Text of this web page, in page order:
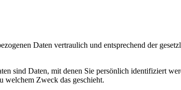
Daten vertraulich und entsprechend der
sind Daten, mit denen Sie persönlich identifiziert
welchem Zweck das geschieht.